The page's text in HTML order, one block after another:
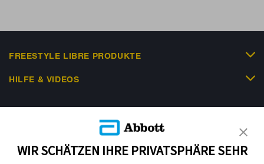
FREESTYLE LIBRE PRODUKTE
HILFE & VIDEOS
WIR SCHÄTZEN IHRE PRIVATSPHÄRE SEHR